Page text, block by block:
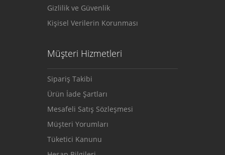
Gizlilik ve Güvenlik
Kişisel Verilerin Korunması
Müşteri Hizmetleri
Sipariş Takibi
Ürün İade Şartları
Mesafeli Satış Sözleşmesi
Müşteri Yorumları
Tüketici Kanunu